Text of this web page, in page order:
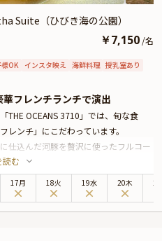
Suite（ひびき海の公園）
￥7,150 /名
様OK インスタ映え 海鮮料理 授乳室あり
フレンチランチで演出
THE OCEANS 3710」では、旬な食
ンチ」にこだわっています。
仕込んだ河豚を贅沢に使ったフルコー
たっぷり味わうことの出来ない河豚料
用意もあり、お食事の初めから終わり
読む
17月 18火 19水 20木